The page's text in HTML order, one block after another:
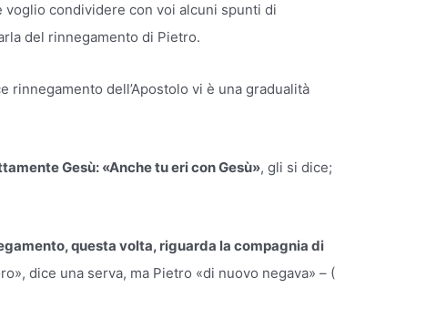
condividere con voi alcuni spunti di
del rinnegamento di Pietro.
dell’Apostolo vi è una gradualità
Gesù: «Anche tu eri con Gesù», gli si dice;
questa volta, riguarda la compagnia di
dice una serva, ma Pietro «di nuovo negava» – (